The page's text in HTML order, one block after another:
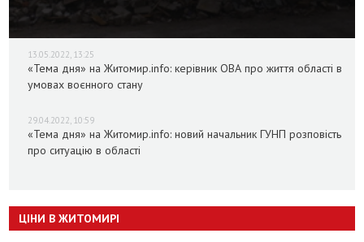
13.05.2022, 13:25
«Тема дня» на Житомир.info: керівник ОВА про життя області в
умовах воєнного стану
29.04.2022, 10:59
«Тема дня» на Житомир.info: новий начальник ГУНП розповість
про ситуацію в області
ЦІНИ В ЖИТОМИРІ